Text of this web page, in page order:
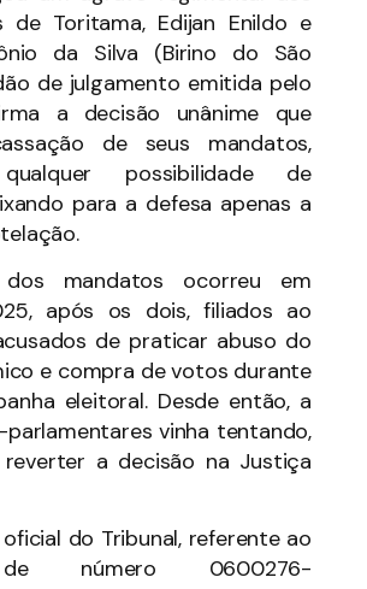
de Toritama, Edijan Enildo e
da Silva (Birino do São
de julgamento emitida pelo
a decisão unânime que
de seus mandatos,
possibilidade de
para a defesa apenas a
mandatos ocorreu em
após os dois, filiados ao
de praticar abuso do
e compra de votos durante
eleitoral. Desde então, a
vinha tentando,
reverter a decisão na Justiça
do Tribunal, referente ao
número 0600276-